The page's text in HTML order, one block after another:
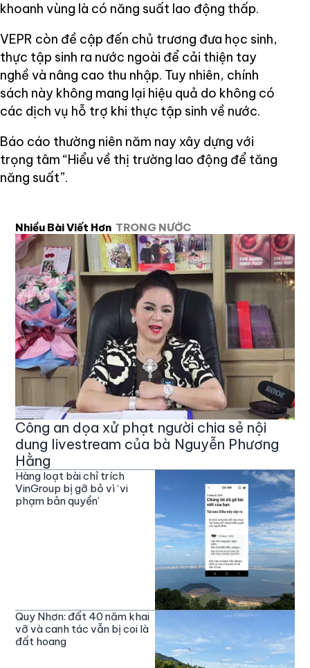
khoanh vùng là có năng suất lao động thấp.
VEPR còn đề cập đến chủ trương đưa học sinh,
thực tập sinh ra nước ngoài để cải thiện tay
nghề và nâng cao thu nhập. Tuy nhiên, chính
sách này không mang lại hiệu quả do không có
các dịch vụ hỗ trợ khi thực tập sinh về nước.
Báo cáo thường niên năm nay xây dựng với
trọng tâm “Hiểu về thị trường lao động để tăng
năng suất”.
Nhiều Bài Viết Hơn TRONG NƯỚC
Công an dọa xử phạt người chia sẻ nội
dung livestream của bà Nguyễn Phương
Hằng
Hàng loạt bài chỉ trích
VinGroup bị gỡ bỏ vì ‘vi
phạm bản quyền’
Quy Nhơn: đất 40 năm khai
vỡ và canh tác vẫn bị coi là
đất hoang